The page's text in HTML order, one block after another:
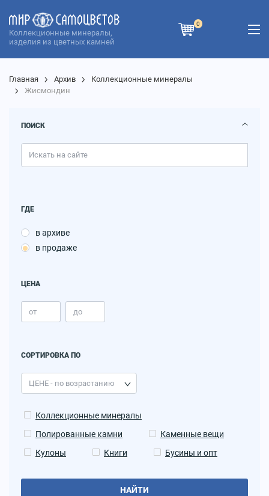
Коллекционные минералы,
изделия из цветных камней
0
Главная Архив
Коллекционные минералы
Жисмондин
ПОИСК
ГДЕ
в архиве
в продаже
ЦЕНА
СОРТИРОВКА ПО
Коллекционные минералы
Полированные камни
Каменные вещи
Кулоны
Книги Бусины и опт
НАЙТИ